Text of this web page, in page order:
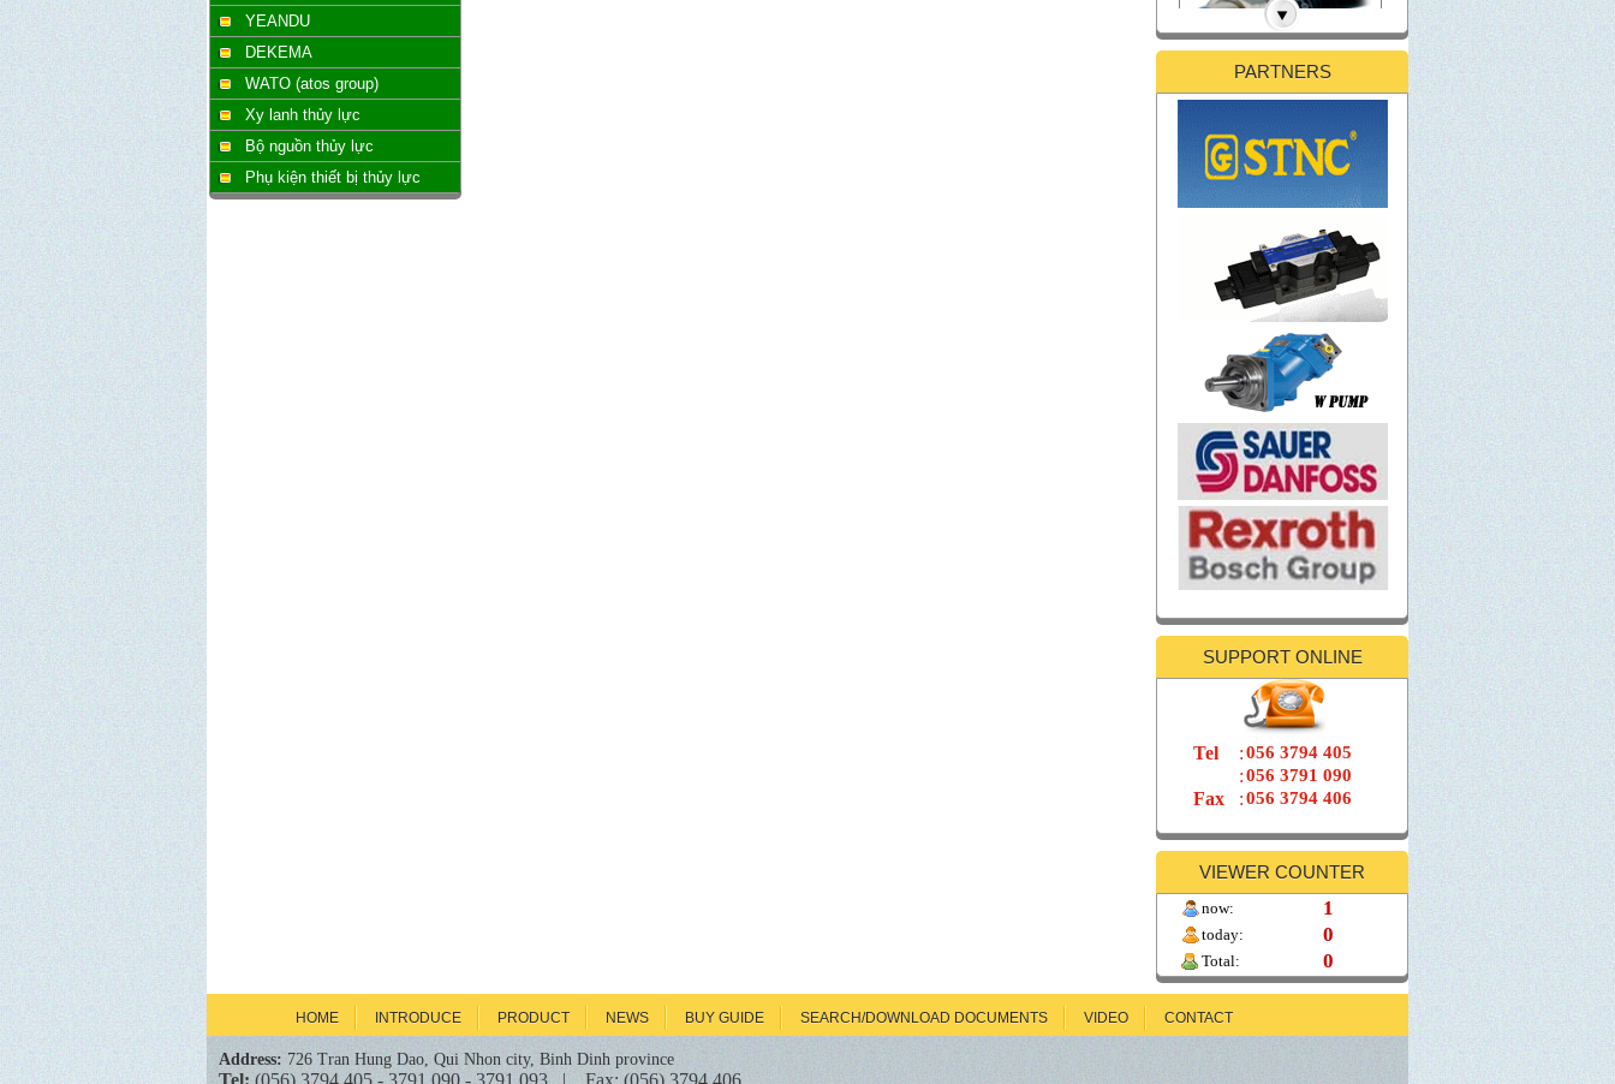
YEANDU
DEKEMA
WATO (atos group)
Xy lanh thủy lực
Bộ nguồn thủy lực
Phụ kiện thiết bị thủy lực
Cảm biến tiệm cận khoảng
cách phát hiện dài PRD
Series
Loại hình vuông có cáp
PS/PSN Series
call for price
Loại hình trụ với đầu lồi PR
Series
call for price
Bộ nối chuyển tiếp PET18-5
call for price
PARTNERS
SUPPORT ONLINE
Tel :056 3794 405
:056 3791 090
Fax :056 3794 406
VIEWER COUNTER
now: 1
today: 0
Total: 0
HOME INTRODUCE PRODUCT NEWS BUY GUIDE SEARCH/DOWNLOAD DOCUMENTS VIDEO CONTACT
Address: 726 Tran Hung Dao, Qui Nhon city, Binh Dinh province
Tel: (056) 3794 405 - 3791 090 - 3791 093 | Fax: (056) 3794 406